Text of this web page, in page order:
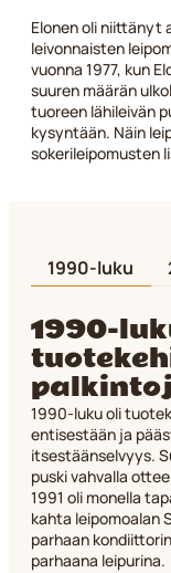
Elonen oli niittänyt
leivonnaisten
vuonna 1977, kun
suuren määrän
tuoreen lähileivän
kysyntään. Näin
sokerileipomusten
1990-luku
1990-
1990-luku oli
entisestään ja
itsestäänselvyys.
puski vahvalla
1991 oli monella
kahta leipomoalan
parhaan
parhaana leipurina.